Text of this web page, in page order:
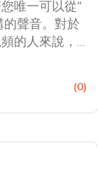
唯一可以從“
聲音。對於
的人來說，
(0)